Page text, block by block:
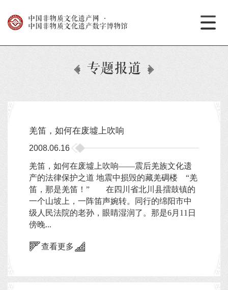
中国非物质文化遗产网
·
中国非物质文化遗产数字博物馆
专题报道
羌笛，如何在废墟上吹响
2008.06.16
羌笛，如何在废墟上吹响――震后羌族文化遗
产的法律保护之道 地震中损毁的藏羌碉楼 “羌
笛，那是羌笛！” 在四川省北川县擂鼓镇的
一个山坡上，一阵笛声婉转。同行的绵阳市中
级人民法院的老孙，眼睛湿润了。那是6月11日
傍晚...
查看更多